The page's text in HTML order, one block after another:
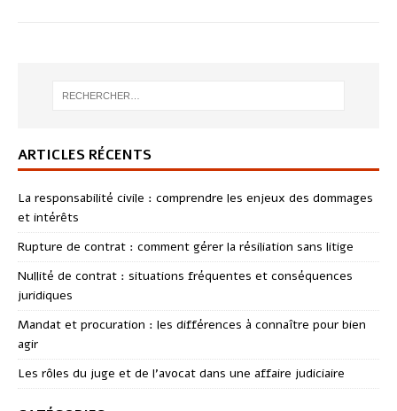
ARTICLES RÉCENTS
La responsabilité civile : comprendre les enjeux des dommages
et intérêts
Rupture de contrat : comment gérer la résiliation sans litige
Nullité de contrat : situations fréquentes et conséquences
juridiques
Mandat et procuration : les différences à connaître pour bien
agir
Les rôles du juge et de l’avocat dans une affaire judiciaire